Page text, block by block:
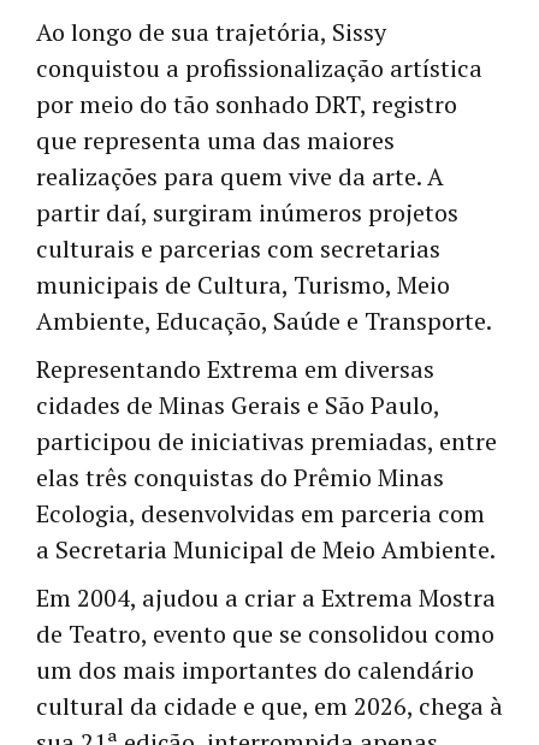
Ao longo de sua trajetória, Sissy
conquistou a profissionalização artística
por meio do tão sonhado DRT, registro
que representa uma das maiores
realizações para quem vive da arte. A
partir daí, surgiram inúmeros projetos
culturais e parcerias com secretarias
municipais de Cultura, Turismo, Meio
Ambiente, Educação, Saúde e Transporte.
Representando Extrema em diversas
cidades de Minas Gerais e São Paulo,
participou de iniciativas premiadas, entre
elas três conquistas do Prêmio Minas
Ecologia, desenvolvidas em parceria com
a Secretaria Municipal de Meio Ambiente.
Em 2004, ajudou a criar a Extrema Mostra
de Teatro, evento que se consolidou como
um dos mais importantes do calendário
cultural da cidade e que, em 2026, chega à